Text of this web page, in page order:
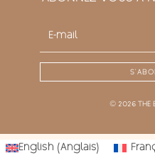
© 2026 THE
English (Anglais)